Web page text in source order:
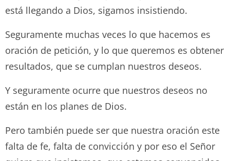
está llegando a Dios, sigamos insistiendo.
Seguramente muchas veces lo que hacemos es
oración de petición, y lo que queremos es obtener
resultados, que se cumplan nuestros deseos.
Y seguramente ocurre que nuestros deseos no
están en los planes de Dios.
Pero también puede ser que nuestra oración este
falta de fe, falta de convicción y por eso el Señor